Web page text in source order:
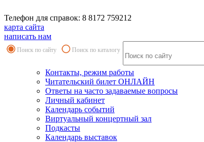
Телефон для справок: 8 8172 759212
карта сайта
написать нам
Поиск по сайту Поиск по каталогу
Контакты, режим работы
Читательский билет ОНЛАЙН
Ответы на часто задаваемые вопросы
Личный кабинет
Календарь событий
Виртуальный концертный зал
Подкасты
Календарь выставок